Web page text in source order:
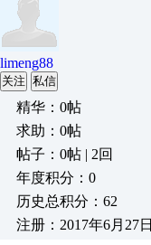
limeng88
关注 私信
精华：0帖
求助：0帖
帖子：0帖 | 2回
年度积分：0
历史总积分：62
注册：2017年6月27日